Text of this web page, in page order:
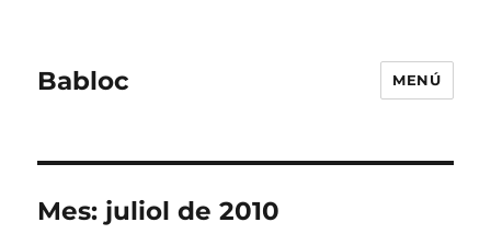
Babloc MENÚ
Mes: juliol de 2010